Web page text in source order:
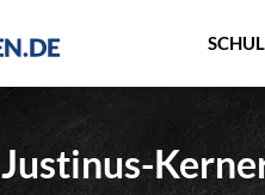
Justinus-